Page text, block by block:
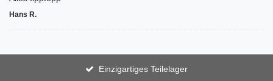
Hans R.
Einzigartiges Teilelager